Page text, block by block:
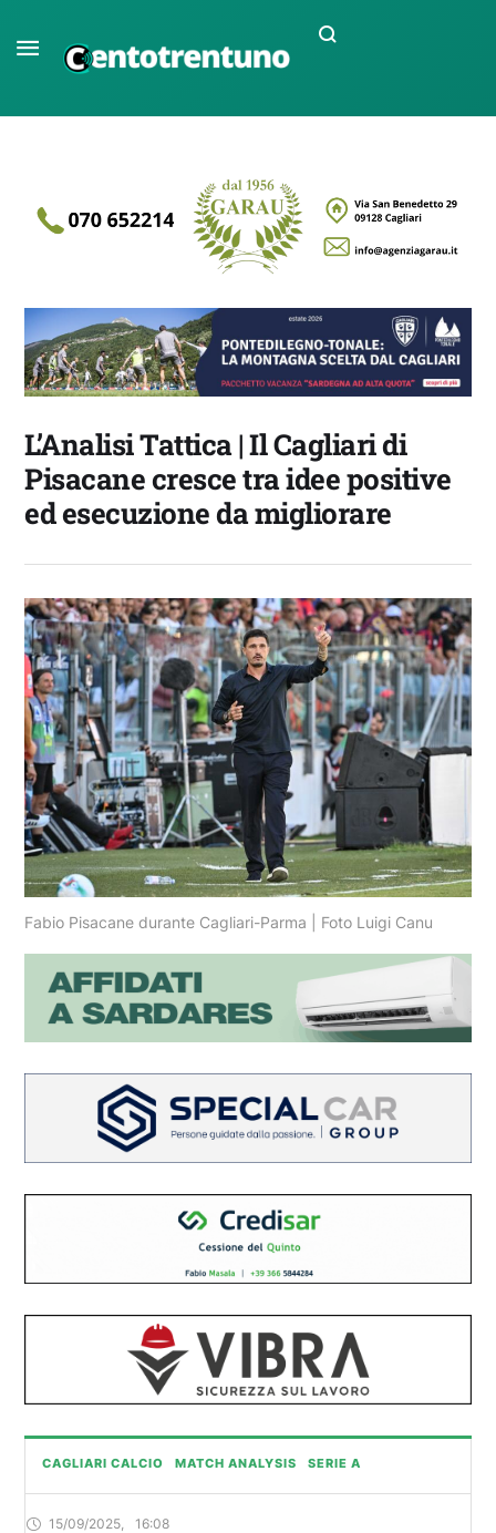
L’Analisi Tattica | Il Cagliari di
Pisacane cresce tra idee positive
ed esecuzione da migliorare
Fabio Pisacane durante Cagliari-Parma | Foto Luigi Canu
CAGLIARI CALCIO MATCH ANALYSIS SERIE A
15/09/2025 16:08